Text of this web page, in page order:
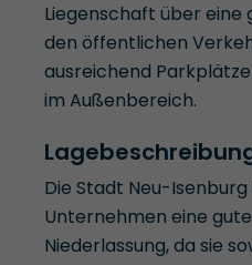
Liegenschaft über eine
den öffentlichen
ausreichend
im Außenbereich.
Die Stadt Neu-
Unternehmen eine
Niederlassung, da sie